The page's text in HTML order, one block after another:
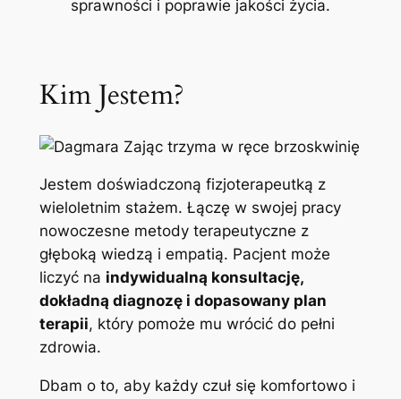
sprawności i poprawie jakości życia.
Kim Jestem?
Jestem doświadczoną fizjoterapeutką z
wieloletnim stażem. Łączę w swojej pracy
nowoczesne metody terapeutyczne z
głęboką wiedzą i empatią. Pacjent może
liczyć na indywidualną konsultację,
dokładną diagnozę i dopasowany plan
terapii, który pomoże mu wrócić do pełni
zdrowia.
Dbam o to, aby każdy czuł się komfortowo i